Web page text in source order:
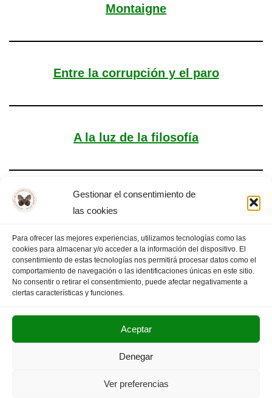
Gestionar el consentimiento de
las cookies
Para ofrecer las mejores experiencias, utilizamos tecnologías como las
cookies para almacenar y/o acceder a la información del dispositivo. El
consentimiento de estas tecnologías nos permitirá procesar datos como el
comportamiento de navegación o las identificaciones únicas en este sitio.
No consentir o retirar el consentimiento, puede afectar negativamente a
ciertas características y funciones.
Aceptar
Denegar
Ver preferencias
Montaigne
Entre la corrupción y el paro
A la luz de la filosofía
Triste alegría
1 2 3 … 7 PÁGINA SIGUIENTE
POLITICA DE PRIVACIDAD
AVISO LEGAL